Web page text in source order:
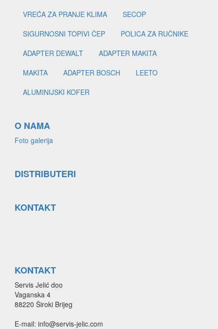
VREĆA ZA PRANJE KLIMA
SECOP
SIGURNOSNI TOPIVI ČEP
POLICA ZA RUČNIKE
ADAPTER DEWALT
ADAPTER MAKITA
MAKITA
ADAPTER BOSCH
LEETO
ALUMINIJSKI KOFER
O NAMA
Foto galerija
DISTRIBUTERI
KONTAKT
KONTAKT
Servis Jelić doo
Vaganska 4
88220 Široki Brijeg
E-mail: info@servis-jelic.com